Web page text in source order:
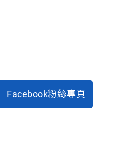
Facebook粉絲專頁